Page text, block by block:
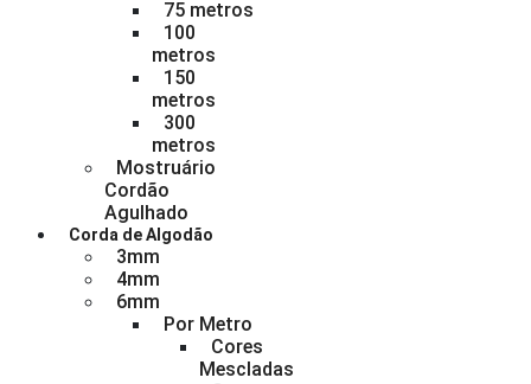
75 metros
100
metros
150
metros
300
metros
Mostruário
Cordão
Agulhado
Corda de Algodão
3mm
4mm
6mm
Por Metro
Cores
Mescladas